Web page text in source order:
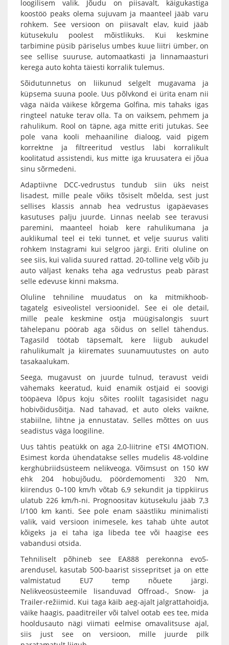
loogilisem valik. Jõudu on piisavalt, käigukastiga
koostöö peaks olema sujuvam ja maanteel jääb varu
rohkem. See versioon on piisavalt elav, kuid jääb
kütusekulu poolest mõistlikuks. Kui keskmine
tarbimine püsib päriselus umbes kuue liitri ümber, on
see sellise suuruse, automaatkasti ja linnamaasturi
kerega auto kohta täiesti korralik tulemus.
Sõidutunnetus on liikunud selgelt mugavama ja
küpsema suuna poole. Uus põlvkond ei ürita enam nii
väga näida väikese kõrgema Golfina, mis tahaks igas
ringteel natuke terav olla. Ta on vaiksem, pehmem ja
rahulikum. Rool on täpne, aga mitte eriti jutukas. See
pole vana kooli mehaaniline dialoog, vaid pigem
korrektne ja filtreeritud vestlus läbi korralikult
koolitatud assistendi, kus mitte iga kruusatera ei jõua
sinu sõrmedeni.
Adaptiivne DCC-vedrustus tundub siin üks neist
lisadest, mille peale võiks tõsiselt mõelda, sest just
sellises klassis annab hea vedrustus igapäevases
kasutuses palju juurde. Linnas neelab see teravusi
paremini, maanteel hoiab kere rahulikumana ja
auklikumal teel ei teki tunnet, et velje suurus valiti
rohkem Instagrami kui selgroo järgi. Eriti oluline on
see siis, kui valida suured rattad. 20-tolline velg võib ju
auto väljast kenaks teha aga vedrustus peab pärast
selle edevuse kinni maksma.
Oluline tehniline muudatus on ka mitmikhoob-
tagatelg esiveolistel versioonidel. See ei ole detail,
mille peale keskmine ostja müügisalongis suurt
tähelepanu pöörab aga sõidus on sellel tähendus.
Tagasild töötab täpsemalt, kere liigub aukudel
rahulikumalt ja kiiremates suunamuutustes on auto
tasakaalukam.
Seega, mugavust on juurde tulnud, teravust veidi
vähemaks keeratud, kuid enamik ostjaid ei soovigi
tööpäeva lõpus koju sõites roolilt tagasisidet nagu
hobivõidusõitja. Nad tahavad, et auto oleks vaikne,
stabiilne, lihtne ja ennustatav. Selles mõttes on uus
seadistus väga loogiline.
Uus tähtis peatükk on aga 2,0-liitrine eTSI 4MOTION.
Esimest korda ühendatakse selles mudelis 48-voldine
kerghübriidsüsteem nelikveoga. Võimsust on 150 kW
ehk 204 hobujõudu, pöördemomenti 320 Nm,
kiirendus 0–100 km/h võtab 6,9 sekundit ja tippkiirus
ulatub 226 km/h-ni. Prognoositav kütusekulu jääb 7,3
l/100 km kanti. See pole enam säästliku minimalisti
valik, vaid versioon inimesele, kes tahab ühte autot
kõigeks ja ei taha iga libeda tee või haagise ees
vabandusi otsida.
Tehniliselt põhineb see EA888 perekonna evo5-
arendusel, kasutab 500-baarist sissepritset ja on ette
valmistatud EU7 temp nõuete järgi.
Nelikveosüsteemile lisanduvad Offroad-, Snow- ja
Trailer-režiimid. Kui taga käib aeg-ajalt jalgrattahoidja,
väike haagis, paaditreiler või talvel ootab ees tee, mida
hooldusauto nägi viimati eelmise omavalitsuse ajal,
siis just see on versioon, mille juurde pilk